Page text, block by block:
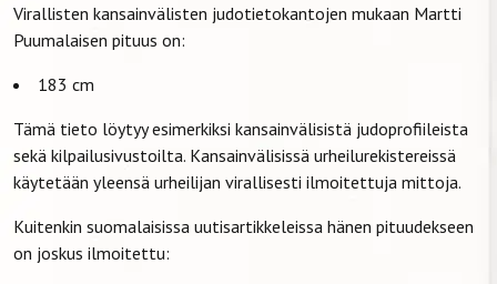
Virallisten kansainvälisten judotietokantojen mukaan Martti
Puumalaisen pituus on:
183 cm
Tämä tieto löytyy esimerkiksi kansainvälisistä judoprofiileista
sekä kilpailusivustoilta. Kansainvälisissä urheilurekistereissä
käytetään yleensä urheilijan virallisesti ilmoitettuja mittoja.
Kuitenkin suomalaisissa uutisartikkeleissa hänen pituudekseen
on joskus ilmoitettu: